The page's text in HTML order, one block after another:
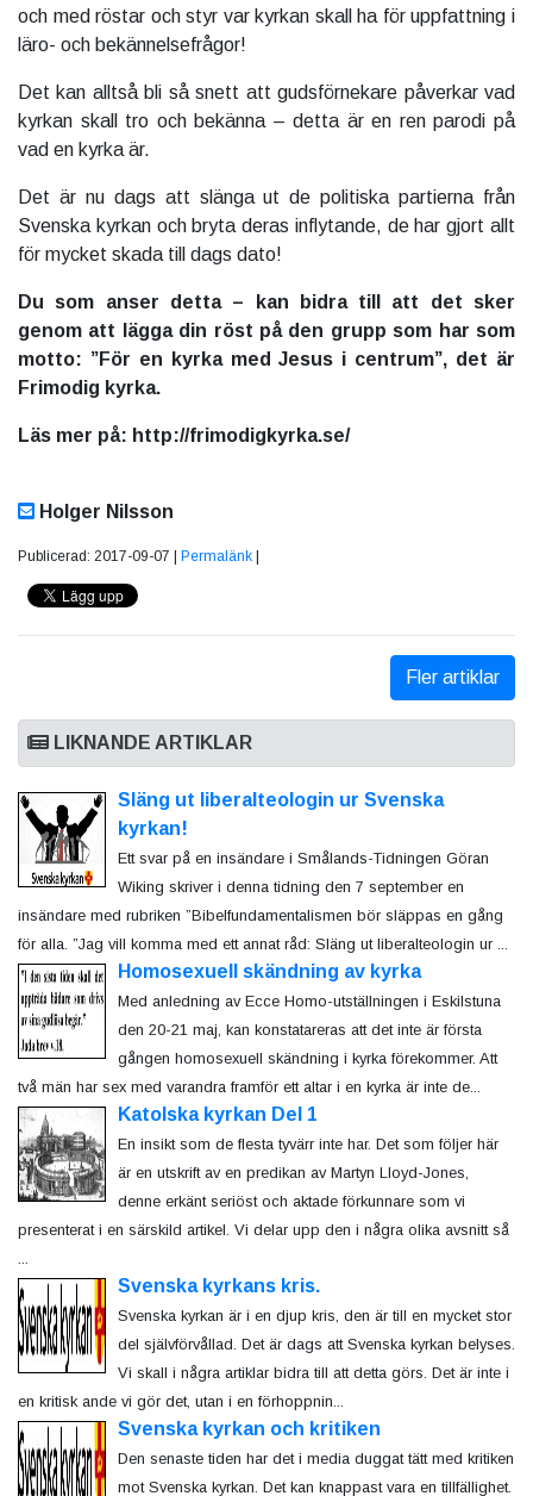
och med röstar och styr var kyrkan skall ha för uppfattning i
läro- och bekännelsefrågor!
Det kan alltså bli så snett att gudsförnekare påverkar vad
kyrkan skall tro och bekänna – detta är en ren parodi på
vad en kyrka är.
Det är nu dags att slänga ut de politiska partierna från
Svenska kyrkan och bryta deras inflytande, de har gjort allt
för mycket skada till dags dato!
Du som anser detta – kan bidra till att det sker
genom att lägga din röst på den grupp som har som
motto: ”För en kyrka med Jesus i centrum”, det är
Frimodig kyrka.
Läs mer på: http://frimodigkyrka.se/
Holger Nilsson
Publicerad: 2017-09-07 | Permalänk
Fler artiklar
LIKNANDE ARTIKLAR
Släng ut liberalteologin ur Svenska
kyrkan!
Ett svar på en insändare i Smålands-Tidningen Göran
Wiking skriver i denna tidning den 7 september en
insändare med rubriken ”Bibelfundamentalismen bör släppas en gång
för alla. ”Jag vill komma med ett annat råd: Släng ut liberalteologin ur ...
Homosexuell skändning av kyrka
Med anledning av Ecce Homo-utställningen i Eskilstuna
den 20-21 maj, kan konstatareras att det inte är första
gången homosexuell skändning i kyrka förekommer. Att
två män har sex med varandra framför ett altar i en kyrka är inte de...
Katolska kyrkan Del 1
En insikt som de flesta tyvärr inte har. Det som följer här
är en utskrift av en predikan av Martyn Lloyd-Jones,
denne erkänt seriöst och aktade förkunnare som vi
presenterat i en särskild artikel. Vi delar upp den i några olika avsnitt så
...
Svenska kyrkans kris.
Svenska kyrkan är i en djup kris, den är till en mycket stor
del självförvållad. Det är dags att Svenska kyrkan belyses.
Vi skall i några artiklar bidra till att detta görs. Det är inte i
en kritisk ande vi gör det, utan i en förhoppnin...
Svenska kyrkan och kritiken
Den senaste tiden har det i media duggat tätt med kritiken
mot Svenska kyrkan. Det kan knappast vara en tillfällighet.